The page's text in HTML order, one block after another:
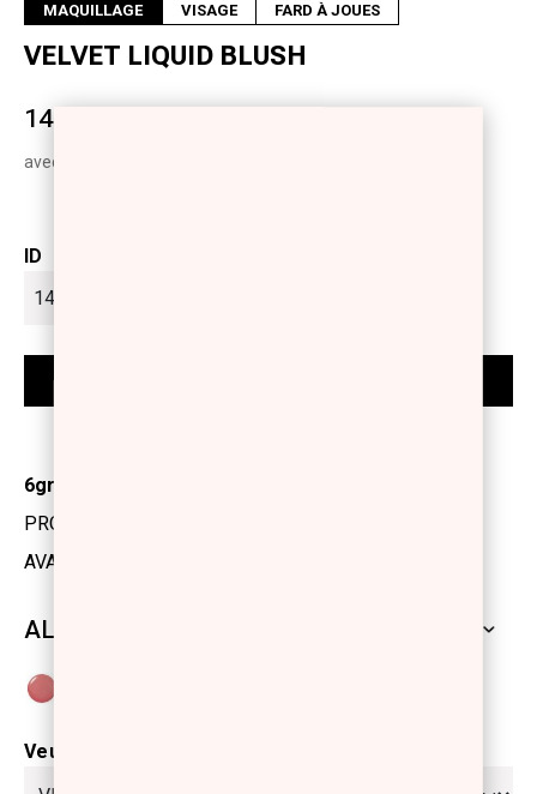
MAQUILLAGE VISAGE FARD À JOUES
VELVET LIQUID BLUSH
14,50 €
avec T.V.A.
ID
6gr
PRODUCT CODE: 1212503
AVAILABILITY: IN STOCK
ALL SHADES
Veuillez sélectionner